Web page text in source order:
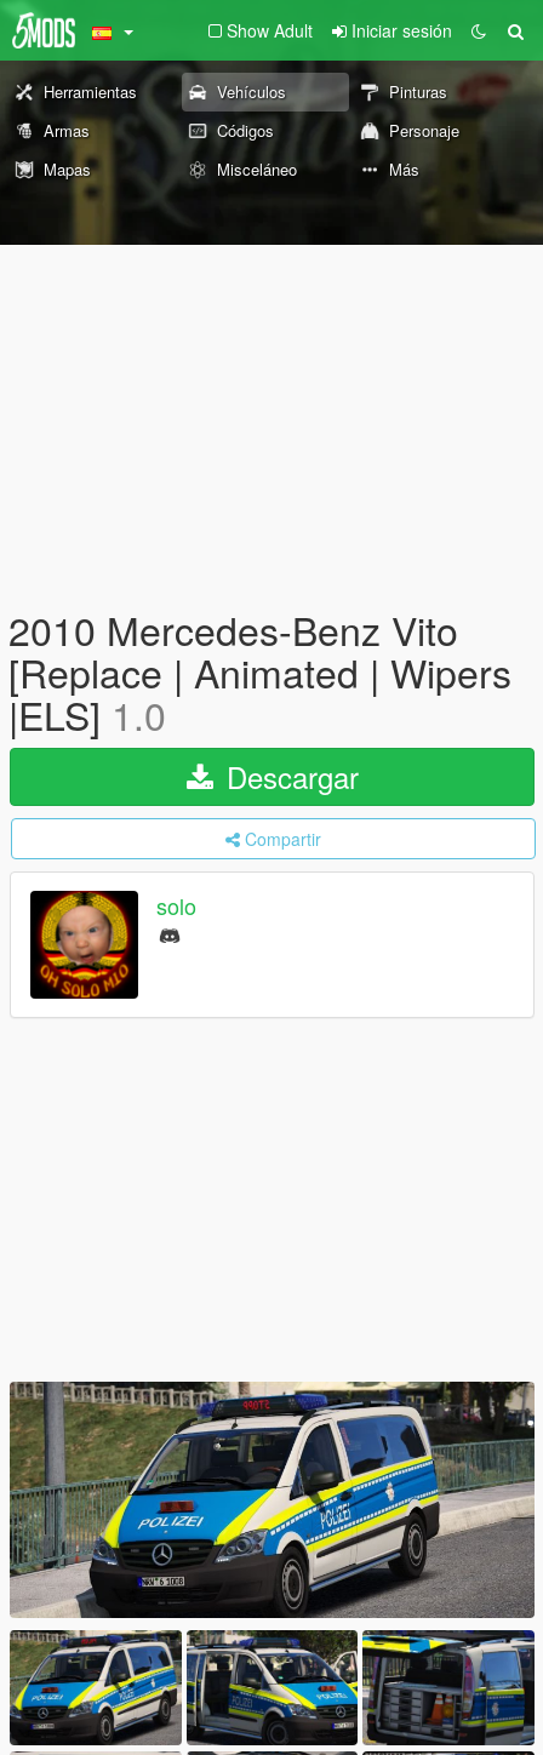
Show Adult Iniciar sesión
Herramientas Vehículos
Pinturas
Armas
Códigos
Personaje
Mapas
Misceláneo Más
2010 Mercedes-Benz Vito
[Replace | Animated | Wipers
|ELS] 1.0
Descargar
Compartir
solo